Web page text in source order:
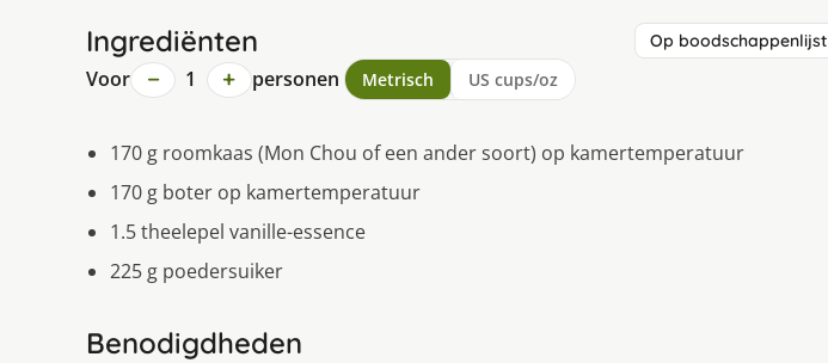
Ingrediënten Op boodschappenlijst
Voor − 1 + personen Metrisch US cups/oz
170 g roomkaas (Mon Chou of een ander soort) op kamertemperatuur
170 g boter op kamertemperatuur
1.5 theelepel vanille-essence
225 g poedersuiker
Benodigdheden